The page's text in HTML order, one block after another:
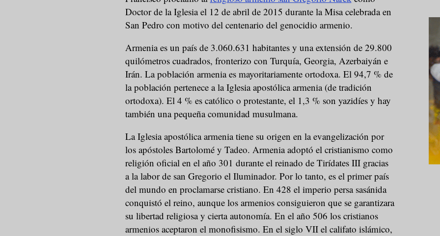
Doctor de la Iglesia el 12 de abril de 2015 durante la Misa celebrada en
San Pedro con motivo del centenario del genocidio armenio.
Armenia es un país de 3.060.631 habitantes y una extensión de 29.800
quilómetros cuadrados, fronterizo con Turquía, Georgia, Azerbaiyán e
Irán. La población armenia es mayoritariamente ortodoxa. El 94,7 % de
la población pertenece a la Iglesia apostólica armenia (de tradición
ortodoxa). El 4 % es católico o protestante, el 1,3 % son yazidíes y hay
también una pequeña comunidad musulmana.
La Iglesia apostólica armenia tiene su origen en la evangelización por
los apóstoles Bartolomé y Tadeo. Armenia adoptó el cristianismo como
religión oficial en el año 301 durante el reinado de Tirídates III gracias
a la labor de san Gregorio el Iluminador. Por lo tanto, es el primer país
del mundo en proclamarse cristiano. En 428 el imperio persa sasánida
conquistó el reino, aunque los armenios consiguieron que se garantizara
su libertad religiosa y cierta autonomía. En el año 506 los cristianos
armenios aceptaron el monofisismo. En el siglo VII el califato islámico,